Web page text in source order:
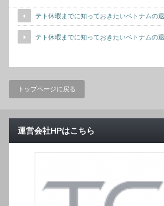
テト休暇までに知っておきたいベトナムの
テト休暇までに知っておきたいベトナムの
トップページに戻る
運営会社HPはこちら